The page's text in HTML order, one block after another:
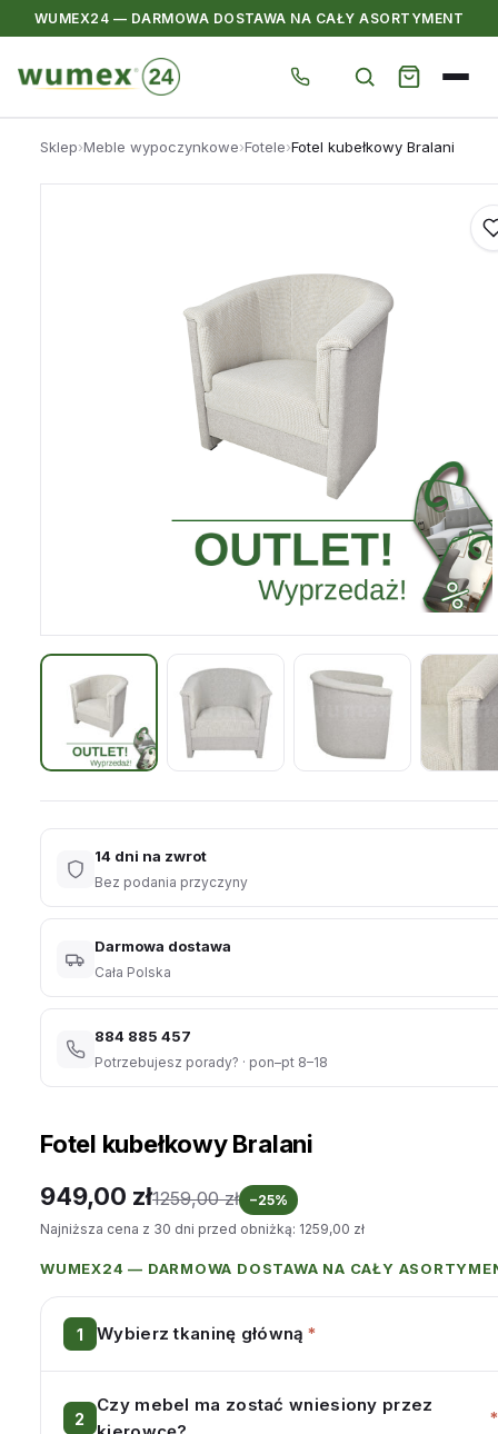
WUMEX24 — DARMOWA DOSTAWA NA CAŁY ASORTYMENT
treści
Sklep›Meble wypoczynkowe›Fotele›Fotel kubełkowy Bralani
14 dni na zwrot
Bez podania przyczyny
Darmowa dostawa
Cała Polska
884 885 457
Potrzebujesz porady? · pon–pt 8–18
Fotel kubełkowy Bralani
949,00 zł1259,00zł
−25%
Najniższa cena z 30 dni przed obniżką: 1259,00 zł
WUMEX24 — DARMOWA DOSTAWA NA CAŁY
Wybierz tkaninę główną *
Czy mebel ma zostać wniesiony przez
*